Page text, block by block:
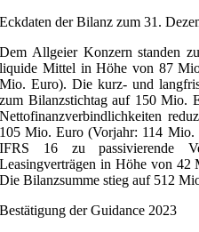
Eckdaten der Bilanz zum 31.
Dem Allgeier Konzern standen
liquide Mittel in Höhe von 87
Mio. Euro). Die kurz- und
zum Bilanzstichtag auf 150 Mio.
Nettofinanzverbindlichkeiten
105 Mio. Euro (Vorjahr: 114 Mio.
IFRS 16 zu passivierende
Leasingverträgen in Höhe von
Die Bilanzsumme stieg auf 512
Bestätigung der Guidance 2023